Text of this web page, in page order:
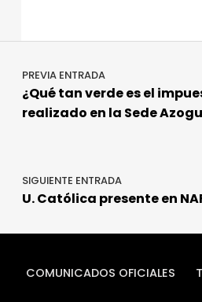
e
o
o
te
Navegación de entradas
PREVIA ENTRADA
¿Qué tan verde es el
realizado en la Sede
SIGUIENTE ENTRADA
U. Católica presente en
COMUNICADOS OFICIALES